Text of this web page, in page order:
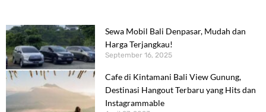
Sewa Mobil Bali Denpasar, Mudah dan
Harga Terjangkau!
September 16, 2025
Cafe di Kintamani Bali View Gunung,
Destinasi Hangout Terbaru yang Hits dan
Instagrammable